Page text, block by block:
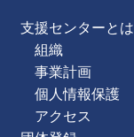
支援センターとは
組織
事業計画
個人情報保護
アクセス